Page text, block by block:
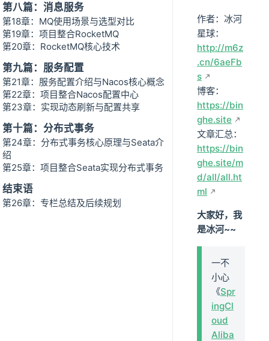
第八篇：消息服务
第18章：MQ使用场景与选型对比
第19章：项目整合RocketMQ
第20章：RocketMQ核心技术
第九篇：服务配置
第21章：服务配置介绍与Nacos核心概念
第22章：项目整合Nacos配置中心
第23章：实现动态刷新与配置共享
第十篇：分布式事务
第24章：分布式事务核心原理与Seata介
绍
第25章：项目整合Seata实现分布式事务
结束语
第26章：专栏总结及后续规划
作者：冰河
星球：
http://m6z
.cn/6aeFb
s
博客：
https://bin
ghe.site
文章汇总：
https://bin
ghe.site/m
d/all/all.ht
ml
大家好，我
是冰河~~
一不
小心
《Spr
ingCl
oud
Aliba